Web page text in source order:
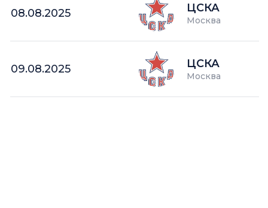
08.08.2025 ЦСКА
Москва
09.08.2025 ЦСКА
Москва